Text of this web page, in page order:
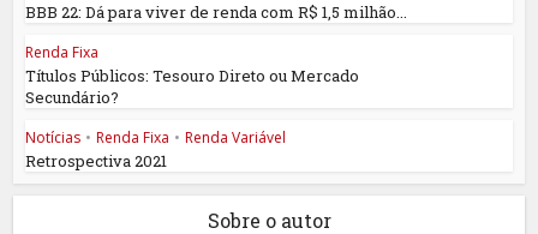
BBB 22: Dá para viver de renda com R$ 1,5 milhão...
Renda Fixa
Títulos Públicos: Tesouro Direto ou Mercado
Secundário?
Notícias • Renda Fixa • Renda Variável
Retrospectiva 2021
Sobre o autor